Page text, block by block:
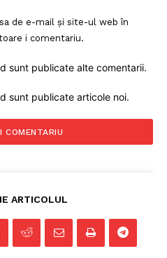
de e-mail și site-ul web în
i comentariu.
sunt publicate alte comentarii.
sunt publicate articole noi.
ARTICOLUL